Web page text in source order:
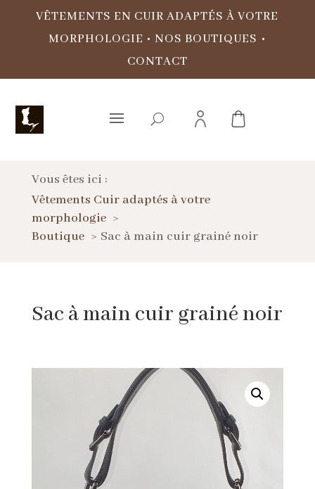
VÊTEMENTS EN CUIR ADAPTÉS À VOTRE
MORPHOLOGIE • NOS BOUTIQUES •
CONTACT
Vous êtes ici :
Vêtements Cuir adaptés à votre
morphologie
Boutique
Sac à main cuir grainé noir
Sac à main cuir grainé noir